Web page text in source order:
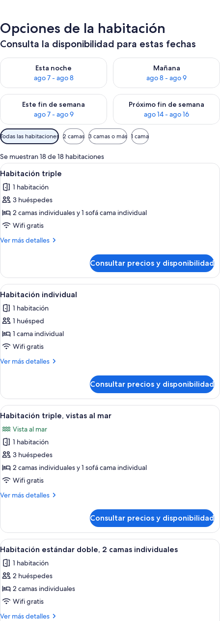
Opciones de la habitación
Consulta la disponibilidad para estas fechas
Esta noche
ago 7 - ago 8
Consulta la disponibilidad para esta noche, ago 7 - ago 8
Mañana
ago 8 - ago 9
Consulta la disponibilidad
Este fin de semana
ago 7 - ago 9
Consulta la disponibilidad para este fin de semana, ago 7 -
Próximo fin de semana
ago 14 - ago 16
Consulta la disponibilidad
Filtros
disponibles
para
las
habitaciones
Todas las habitaciones 2 camas 3 camas o más 1 cama
Se muestran 18 de 18 habitaciones
Abrir
todas
las
fotos
de
Habitación
triple
Habitación de hotel con dos camas,
4
Habitación triple
1 habitación
3 huéspedes
2 camas individuales y 1 sofá cama individual
Wifi gratis
Ver más detalles
Más
triple
Consultar precios y disponibilidad
Abrir
todas
las
fotos
de
Habitación
individual
Un dormitorio con cama, escritorio,
3
Habitación individual
1 habitación
1 huésped
1 cama individual
Wifi gratis
Ver más detalles
Más
individual
Consultar precios y disponibilidad
Abrir
todas
las
fotos
de
Habitación
triple,
al
Habitación de hotel con cama doble,
2
Habitación triple, vistas al mar
Vista al mar
1 habitación
3 huéspedes
2 camas individuales y 1 sofá cama individual
Wifi gratis
Ver más detalles
Más
triple,
vistas
al
Consultar precios y disponibilidad
Abrir
todas
las
fotos
de
Habitación
estándar
Un balcón con sillas de mimbre y
3
Habitación estándar doble, 2 camas individuales
1 habitación
2 huéspedes
2 camas individuales
Wifi gratis
Ver más detalles
Más